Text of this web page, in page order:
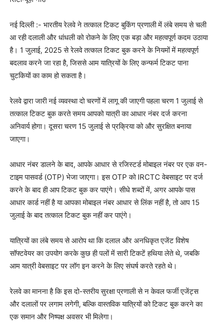
नई दिल्ली :- भारतीय रेलवे ने तत्काल टिकट बुकिंग प्रणाली में लंबे समय से चली
आ रही दलाली और धांधली को रोकने के लिए एक बड़ा और महत्वपूर्ण कदम उठाया
है। 1 जुलाई, 2025 से रेलवे तत्काल टिकट बुक करने के नियमों में महत्वपूर्ण
बदलाव करने जा रहा है, जिससे आम यात्रियों के लिए कन्फर्म टिकट पाना
चुटकियों का काम हो सकता है।
रेलवे द्वारा जारी नई व्यवस्था दो चरणों में लागू की जाएगी पहला चरण 1 जुलाई से
तत्काल टिकट बुक करते समय आपको यात्री का आधार नंबर दर्ज करना
अनिवार्य होगा। दूसरा चरण 15 जुलाई से प्रक्रिया को और सुरक्षित बनाया
जाएगा।
आधार नंबर डालने के बाद, आपके आधार से रजिस्टर्ड मोबाइल नंबर पर एक वन-
टाइम पासवर्ड (OTP) भेजा जाएगा। इस OTP को IRCTC वेबसाइट पर दर्ज
करने के बाद ही आप टिकट बुक कर पाएंगे। सीधे शब्दों में, अगर आपके पास
आधार कार्ड नहीं है या आपका मोबाइल नंबर आधार से लिंक नहीं है, तो आप 15
जुलाई के बाद तत्काल टिकट बुक नहीं कर पाएंगे।
यात्रियों का लंबे समय से आरोप था कि दलाल और अनधिकृत एजेंट विशेष
सॉफ्टवेयर का उपयोग करके कुछ ही पलों में सारी टिकटें हथिया लेते थे, जबकि
आम यात्री वेबसाइट पर लॉग इन करने के लिए संघर्ष करते रहते थे।
रेलवे का मानना है कि इस दो-स्तरीय सुरक्षा प्रणाली से न केवल फर्जी एजेंट्स
और दलालों पर लगाम लगेगी, बल्कि वास्तविक यात्रियों को टिकट बुक करने का
एक समान और निष्पक्ष अवसर भी मिलेगा।